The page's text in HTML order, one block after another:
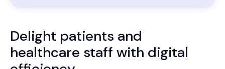
Delight patients and
healthcare staff with digital